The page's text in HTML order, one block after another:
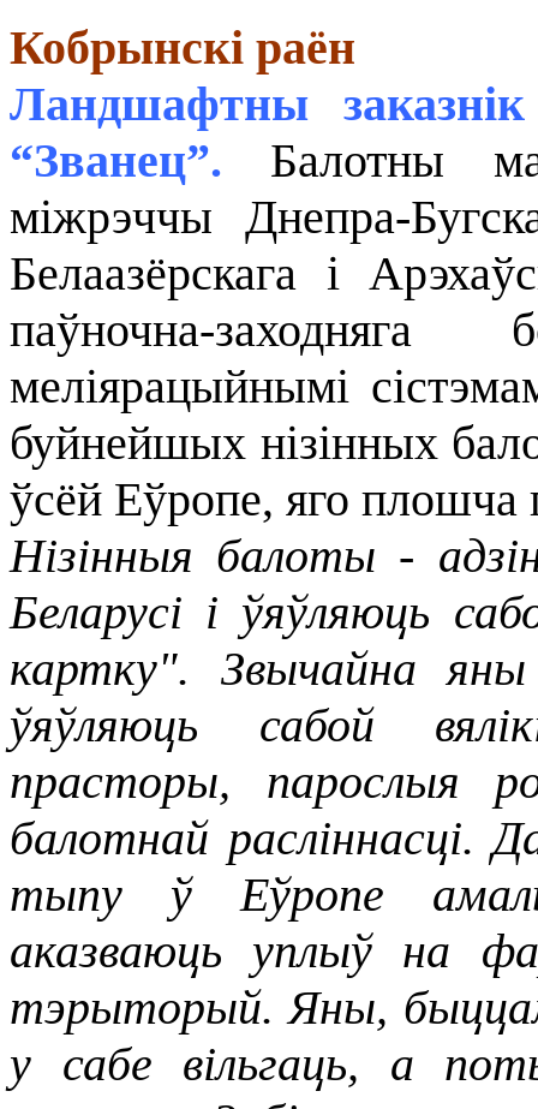
Кобрынскі раён
Ландшафтны заказнік
“Званец”. Балотны
міжрэччы Днепра-
Белаазёрскага і
паўночна-
меліярацыйнымі
буйнейшых нізінных
ўсёй Еўропе, яго
Нізінныя балоты -
Беларусі і ўяўляюць
картку". Звычайна
ўяўляюць сабой
прасторы, парослыя
балотнай расліннасці.
тыпу ў Еўропе
аказваюць уплыў на
тэрыторый. Яны, быццам
у сабе вільгаць, а